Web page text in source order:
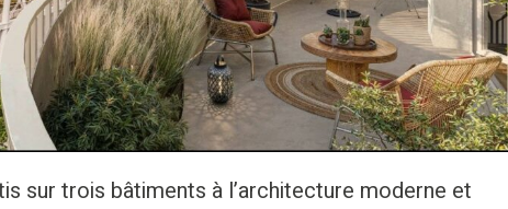
sur trois bâtiments à l’architecture moderne et